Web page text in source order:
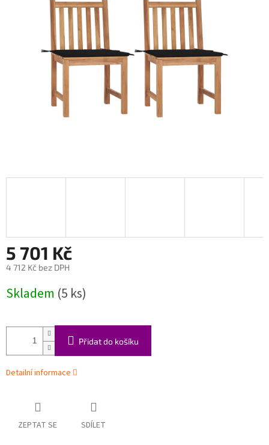
5 701 Kč
4 712 Kč bez DPH
cena:
Skladem (5 ks)
Přidat do košíku
Detailní informace
ZEPTAT SE SDÍLET